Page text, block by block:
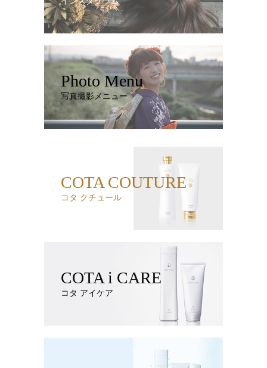
Photo Menu
写真撮影メニュー
COTA COUTURE
コタ クチュール
COTA i CARE
コタ アイケア